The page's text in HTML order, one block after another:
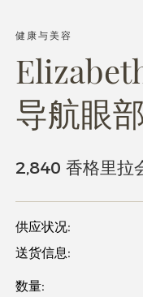
健康与美容
导航眼
2,840 香格里拉
供应状况:
送货信息:
数量: